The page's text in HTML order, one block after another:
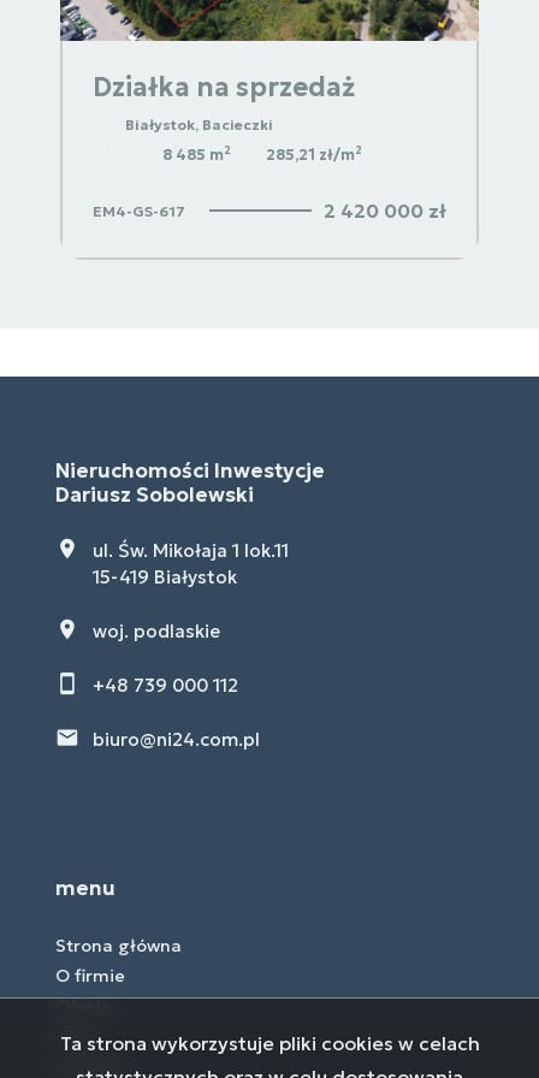
Działka na sprzedaż
Białystok, Bacieczki
8 485 m2 285,21 zł/m2
EM4-GS-617 2 420 000 zł
Nieruchomości Inwestycje
Dariusz Sobolewski
ul. Św. Mikołaja 1 lok.11
15-419 Białystok
woj. podlaskie
+48 739 000 112
biuro@ni24.com.pl
menu
Strona główna
O firmie
Oferty
Blog
Kontakt
Ta strona wykorzystuje pliki cookies w celach